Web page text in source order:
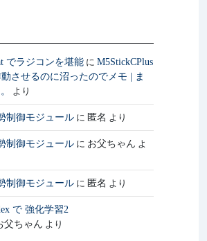
でラジコンを堪能 に M5StickCPlus
させるのに沼ったのでメモ | ま
より
制御モジュール に 匿名 より
制御モジュール に お父ちゃん よ
制御モジュール に 匿名 より
で 強化学習2
父ちゃん より